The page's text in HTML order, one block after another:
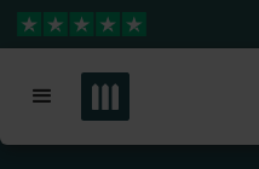
Wähle ein anderes Land,
Standort zu sehen
4,3 Sterne